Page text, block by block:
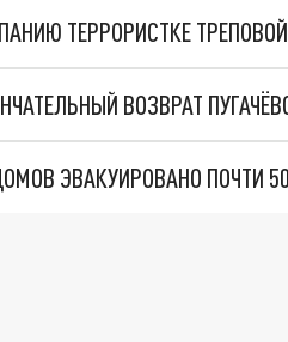
ТЕРРОРИСТКЕ ТРЕПОВОЙ